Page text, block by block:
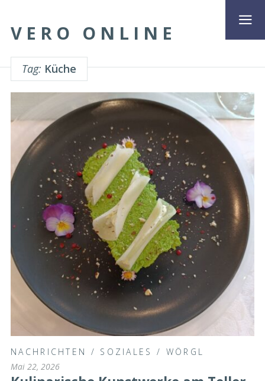
VERO ONLINE
Tag: Küche
NACHRICHTEN / SOZIALES / WÖRGL
Mai 22, 2026